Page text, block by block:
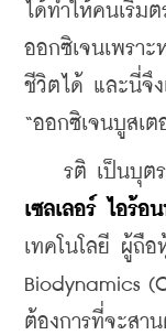
ได้ทำให้คนเริ่ม
ออกซิเจนเพรา
ชีวิตได้ และนี่จึ
“ออกซิเจนบูสเต
รติ เป็นบุตร
เซลเลอร์ ไอร้อ
เทคโนโลยี ผู้ถื
Biodynamics
ต้องการที่จะสา